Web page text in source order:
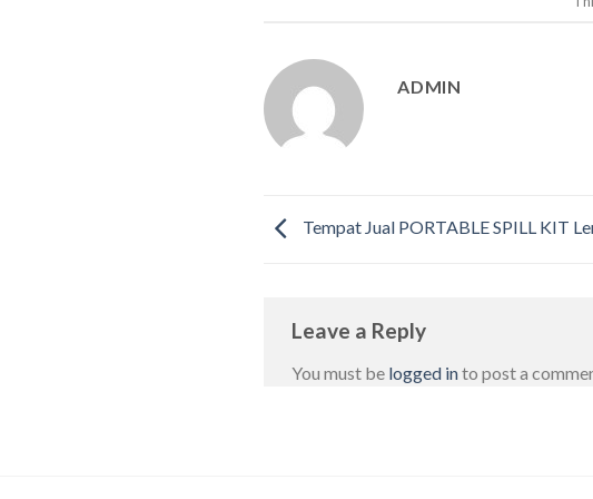
ADMIN
Tempat Jual PORTABLE SPILL KIT
Leave a Reply
You must be logged into post a